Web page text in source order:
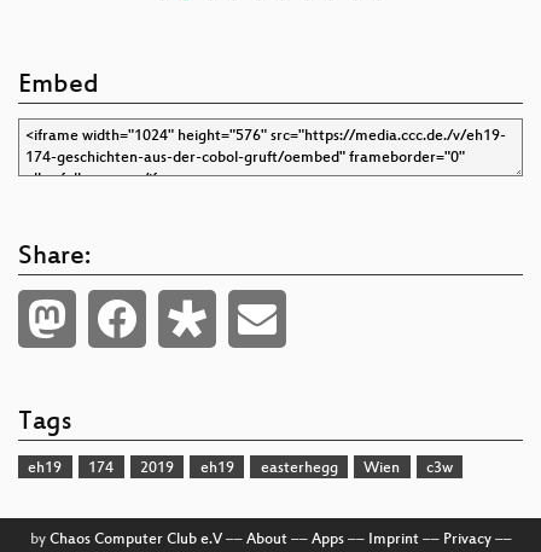
Embed
Share:
Tags
eh19 174 2019 eh19 easterhegg Wien c3w
by Chaos Computer Club e.V–– About–– Apps–– Imprint–– Privacy––